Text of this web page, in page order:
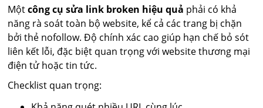
Mộtcông cụ sửa link broken hiệu quả phải có khả
năng rà soát toàn bộ website, kể cả các trang bị chặn
bởi thẻ nofollow. Độ chính xác cao giúp hạn chế bỏ sót
liên kết lỗi, đặc biệt quan trọng với website thương mại
điện tử hoặc tin tức.
Checklist quan trọng: